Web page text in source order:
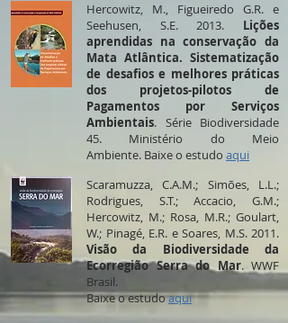
Hercowitz, M., Figueiredo G.R. e
Seehusen, S.E. 2013. Lições
aprendidas na conservação da
Mata Atlântica. Sistematização
de desafios e melhores práticas
dos projetos-pilotos de
Pagamentos por Serviços
Ambientais. Série Biodiversidade
45. Ministério do Meio
Ambiente. Baixe o estudo aqui
Scaramuzza, C.A.M.; Simões, L.L.;
Rodrigues, S.T.; Accacio, G.M.;
Hercowitz, M.; Rosa, M.R.; Goulart,
W.; Pinagé, E.R. e Soares, M.S. 2011.
Visão da Biodiversidade da
Ecorregião Serra do Mar. WWF
Brasil.
Baixe o estudoaqui